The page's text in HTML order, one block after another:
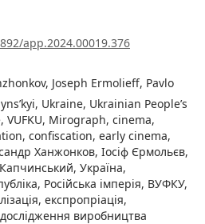
app.2024.00019.376
Joseph Ermolieff, Pavlo
Ukraine, Ukrainian People’s
VUFKU, Mirograph, cinema,
confiscation, early cinema,
Ханжонков, Іосіф Єрмольєв,
Україна,
Російська імперія, ВУФКУ,
експропріація,
виробництва